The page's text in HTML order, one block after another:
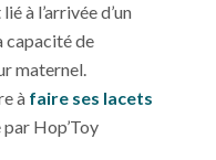
à l’arrivée d’un
capacité de
maternel.
à faire ses lacets
Hop’Toy